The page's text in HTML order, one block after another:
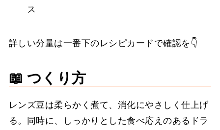
ス
詳しい分量は一番下のレシピカードで確認を👇
📖 つくり方
レンズ豆は柔らかく煮て、消化にやさしく仕上げ
る。同時に、しっかりとした食べ応えのあるドラ